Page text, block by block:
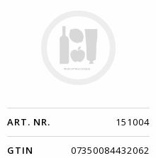
ART. NR. 151004
GTIN 07350084432062